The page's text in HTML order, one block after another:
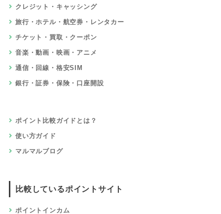
クレジット・キャッシング
旅行・ホテル・航空券・レンタカー
チケット・買取・クーポン
音楽・動画・映画・アニメ
通信・回線・格安SIM
銀行・証券・保険・口座開設
ポイント比較ガイドとは？
使い方ガイド
マルマルブログ
比較しているポイントサイト
ポイントインカム